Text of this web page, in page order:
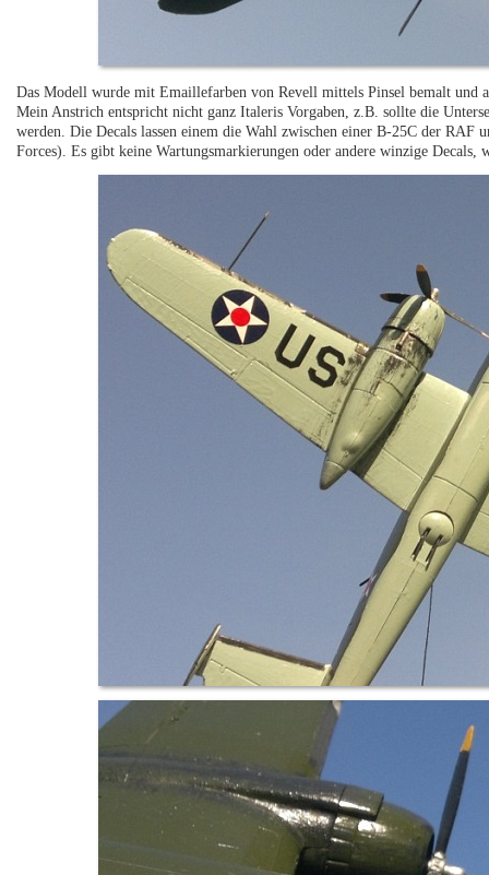
Das Modell wurde mit Emaillefarben von Revell mittels Pinsel bemalt und
Mein Anstrich entspricht nicht ganz Italeris Vorgaben, z.B. sollte die
werden. Die Decals lassen einem die Wahl zwischen einer B-25C der
Forces). Es gibt keine Wartungsmarkierungen oder andere winzige Decals,